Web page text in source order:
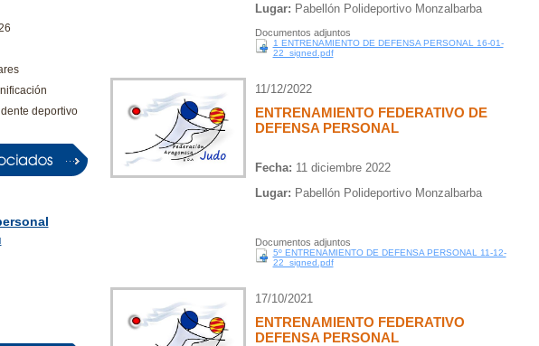
deportivo
Lugar: Pabellón Polideportivo Monzalbarba
Documentos adjuntos
1 ENTRENAMIENTO DE DEFENSA PERSONAL 16-01-
22_signed.pdf
11/12/2022
ENTRENAMIENTO FEDERATIVO DE
DEFENSA PERSONAL
Fecha: 11 diciembre 2022
Lugar: Pabellón Polideportivo Monzalbarba
Documentos adjuntos
5º ENTRENAMIENTO DE DEFENSA PERSONAL 11-12-
22_signed.pdf
17/10/2021
ENTRENAMIENTO FEDERATIVO
DEFENSA PERSONAL